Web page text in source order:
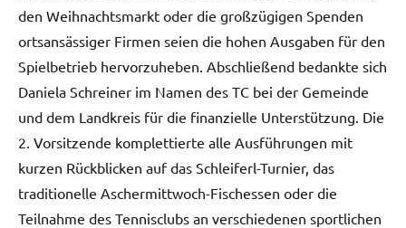
den Weihnachtsmarkt oder die großzügigen Spenden
ortsansässiger Firmen seien die hohen Ausgaben für den
Spielbetrieb hervorzuheben. Abschließend bedankte sich
Daniela Schreiner im Namen des TC bei der Gemeinde
und dem Landkreis für die finanzielle Unterstützung. Die
2. Vorsitzende komplettierte alle Ausführungen mit
kurzen Rückblicken auf das Schleiferl-Turnier, das
traditionelle Aschermittwoch-Fischessen oder die
Teilnahme des Tennisclubs an verschiedenen sportlichen